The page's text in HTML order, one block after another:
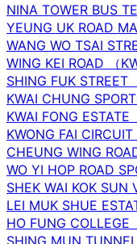
NINA TOWER BUS
YEUNG UK ROAD
WANG WO TSAI
WING KEI ROAD （
SHING FUK STREET
KWAI CHUNG
KWAI FONG ESTATE
KWONG FAI CIRCUIT
CHEUNG WING
WO YI HOP ROAD
SHEK WAI KOK SUN
LEI MUK SHUE
HO FUNG COLLEGE
SHING MUN